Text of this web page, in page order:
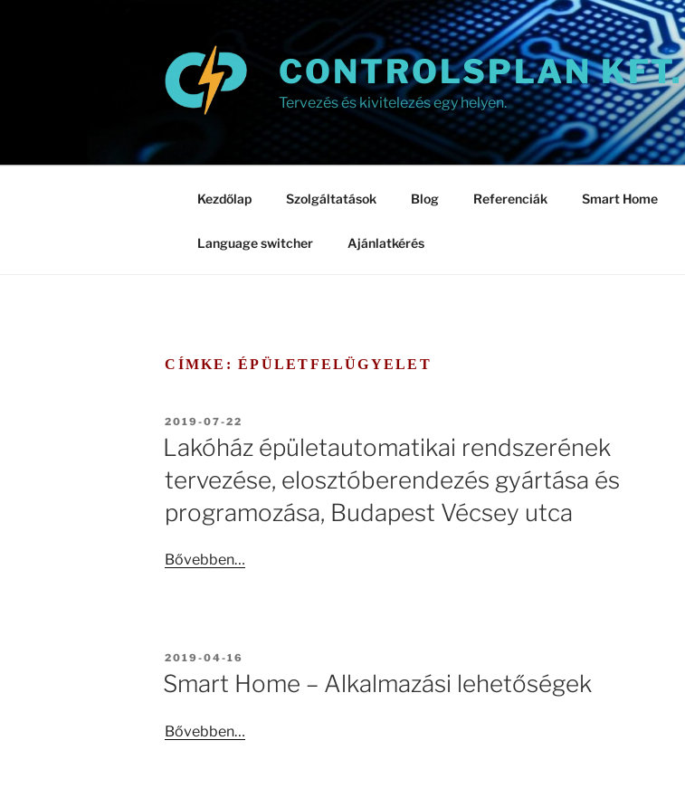
CONTROLSPLAN KFT.
Tervezés és kivitelezés egy helyen.
Kezdőlap Szolgáltatások Blog Referenciák Smart Home
Language switcher Ajánlatkérés
CÍMKE:ÉPÜLETFELÜGYELET
BEKÜLDVE:
2019-07-22
Lakóház épületautomatikai rendszerének
tervezése, elosztóberendezés gyártása és
programozása, Budapest Vécsey utca
Bővebben…
BEKÜLDVE:
2019-04-16
Smart Home – Alkalmazási lehetőségek
Bővebben…